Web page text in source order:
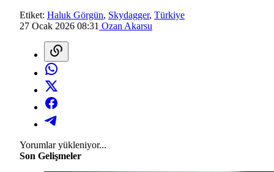
Etiket: Haluk Görgün, Skydagger, Türkiye
27 Ocak 2026 08:31 Ozan Akarsu
Yorumlar yükleniyor...
Son Gelişmeler